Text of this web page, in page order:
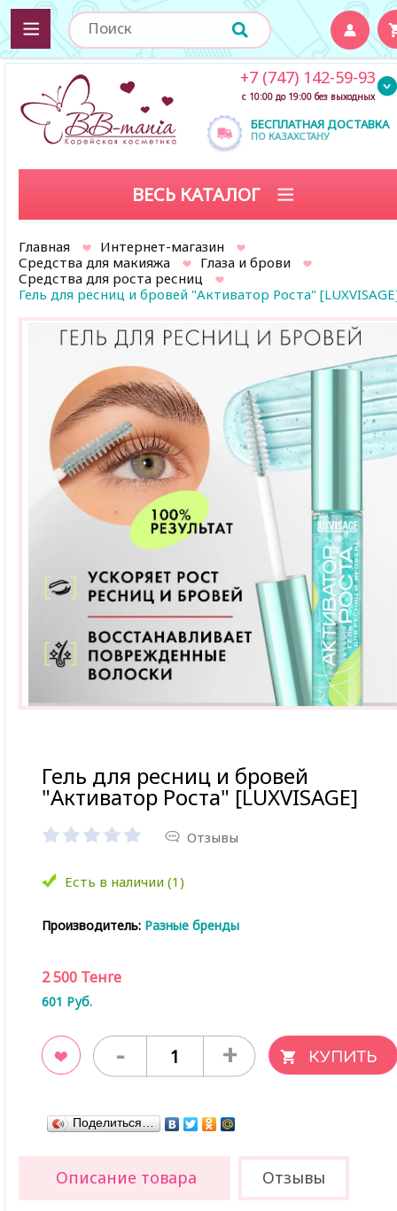
БЕСПЛАТНАЯ ДОСТАВКА
ПО КАЗАХСТАНУ
+7 (747) 142-59-93
с 10:00 до 19:00 без выходных
ВЕСЬ КАТАЛОГ
Главная
Интернет-магазин
Средства для макияжа
Глаза и брови
Средства для роста ресниц
Гель для ресниц и бровей "Активатор Роста"
Гель для ресниц и бровей
"Активатор Роста" [LUXVISAGE]
Отзывы
Есть в наличии (1)
Производитель: Разные бренды
2 500 Тенге
601 Руб.
- +
Поделиться…
Описание товара Отзывы